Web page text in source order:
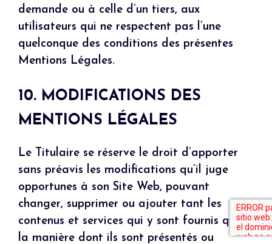
demande ou à celle d’un tiers, aux
utilisateurs qui ne respectent pas l’une
quelconque des conditions des présentes
Mentions Légales.
10. MODIFICATIONS DES
MENTIONS LÉGALES
Le Titulaire se réserve le droit d’apporter
sans préavis les modifications qu’il juge
opportunes à son Site Web, pouvant
changer, supprimer ou ajouter tant les
contenus et services qui y sont fournis que
la manière dont ils sont présentés ou